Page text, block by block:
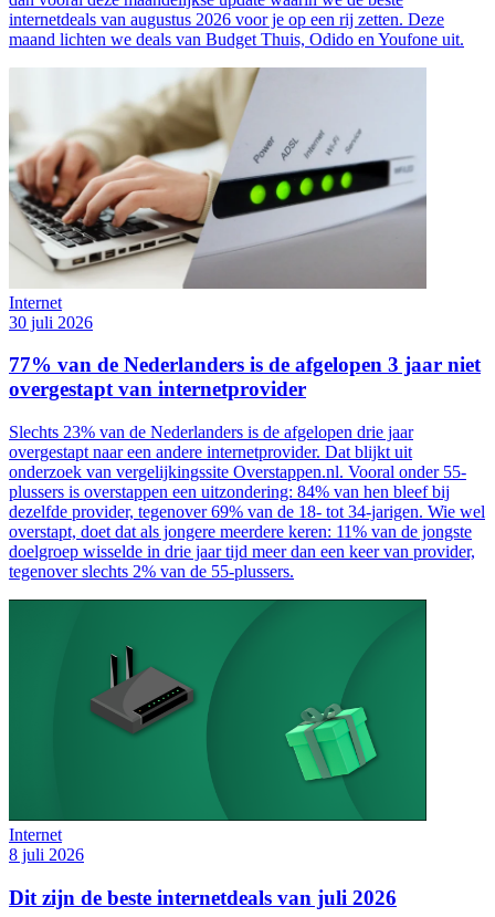
internetdeals van augustus 2026 voor je op een rij zetten. Deze
maand lichten we deals van Budget Thuis, Odido en Youfone uit.
Internet
30 juli 2026
77% van de Nederlanders is de afgelopen 3 jaar niet
overgestapt van internetprovider
Slechts 23% van de Nederlanders is de afgelopen drie jaar
overgestapt naar een andere internetprovider. Dat blijkt uit
onderzoek van vergelijkingssite Overstappen.nl. Vooral onder 55-
plussers is overstappen een uitzondering: 84% van hen bleef bij
dezelfde provider, tegenover 69% van de 18- tot 34-jarigen. Wie wel
overstapt, doet dat als jongere meerdere keren: 11% van de jongste
doelgroep wisselde in drie jaar tijd meer dan een keer van provider,
tegenover slechts 2% van de 55-plussers.
Internet
8 juli 2026
Dit zijn de beste internetdeals van juli 2026